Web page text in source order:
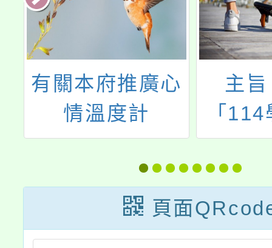
主旨：檢送
「114學年度基
北區免試入學服
務學習時數認證
及轉換採計原
則」1份，請查
有關
署辦
「新
用資
費資
活動
頁面